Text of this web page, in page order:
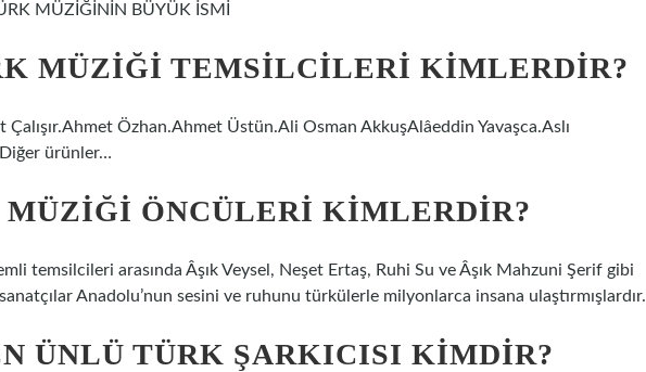
MÜZİĞİNİN BÜYÜK İSMİ
MÜZIĞI TEMSILCILERI KIMLERDIR?
Çalışır.Ahmet Özhan.Ahmet Üstün.Ali Osman AkkuşAlâeddin Yavaşca.Aslı
ürünler…
ÖNCÜLERI KIMLERDIR?
temsilcileri arasında Âşık Veysel, Neşet Ertaş, Ruhi Su ve Âşık Mahzuni Şerif gibi
Anadolu’nun sesini ve ruhunu türkülerle milyonlarca insana ulaştırmışlardır.
ÜNLÜ TÜRK ŞARKICISI KIMDIR?